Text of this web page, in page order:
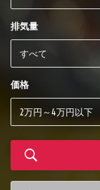
排気量
価格